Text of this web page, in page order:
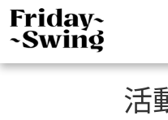
活